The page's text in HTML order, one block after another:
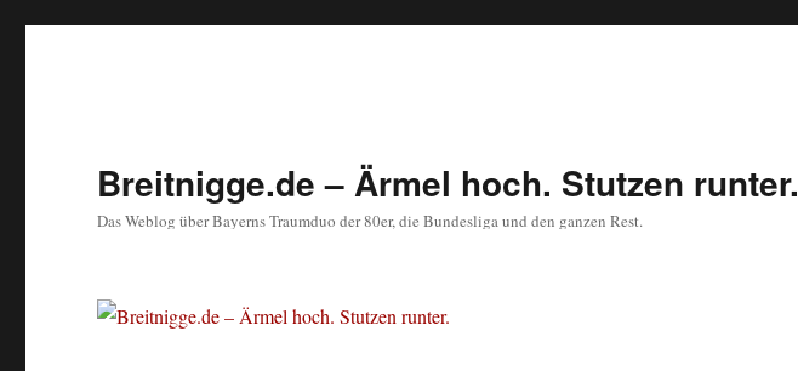
Breitnigge.de – Ärmel hoch. Stutzen runter.
Das Weblog über Bayerns Traumduo der 80er, die Bundesliga und den ganzen Rest.